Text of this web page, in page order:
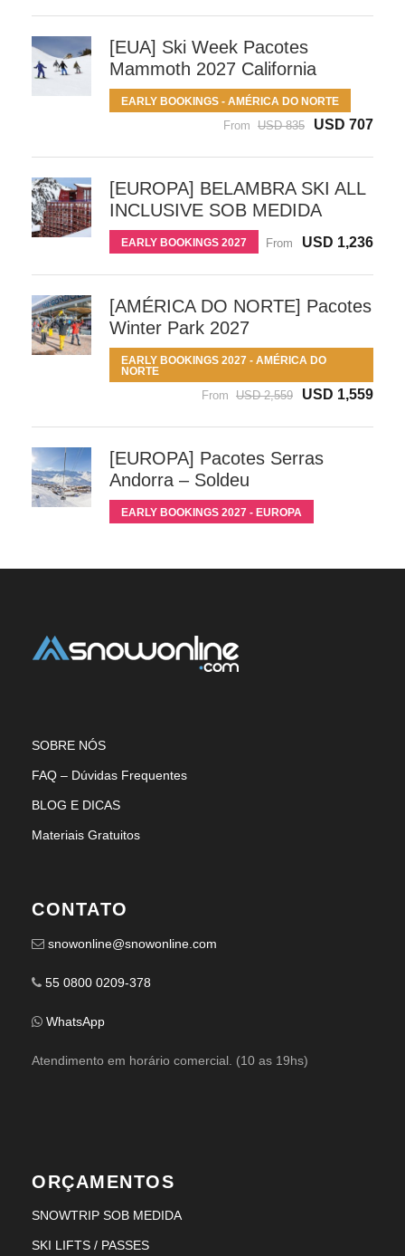
[EUA] Ski Week Pacotes
Mammoth 2027 California
EARLY BOOKINGS - AMÉRICA DO NORTE
From USD 835 USD 707
[EUROPA] BELAMBRA SKI ALL
INCLUSIVE SOB MEDIDA
EARLY BOOKINGS 2027 From USD 1,236
[AMÉRICA DO NORTE] Pacotes
Winter Park 2027
EARLY BOOKINGS 2027 - AMÉRICA DO
NORTE
From USD 2,559 USD 1,559
[EUROPA] Pacotes Serras
Andorra – Soldeu
EARLY BOOKINGS 2027 - EUROPA
SOBRE NÓS
FAQ – Dúvidas Frequentes
BLOG E DICAS
Materiais Gratuitos
CONTATO
snowonline@snowonline.com
55 0800 0209-378
WhatsApp
Atendimento em horário comercial. (10 as 19hs)
ORÇAMENTOS
SNOWTRIP SOB MEDIDA
SKI LIFTS / PASSES